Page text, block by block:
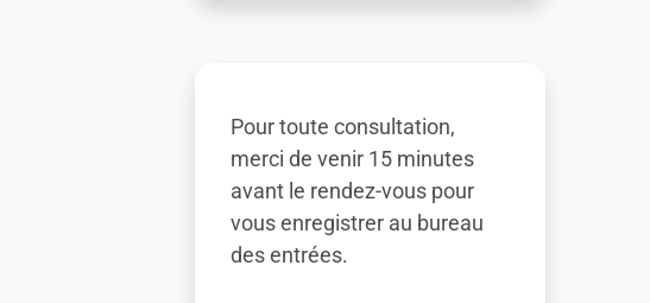
Pour toute consultation,
merci de venir 15 minutes
avant le rendez-vous pour
vous enregistrer au bureau
des entrées.